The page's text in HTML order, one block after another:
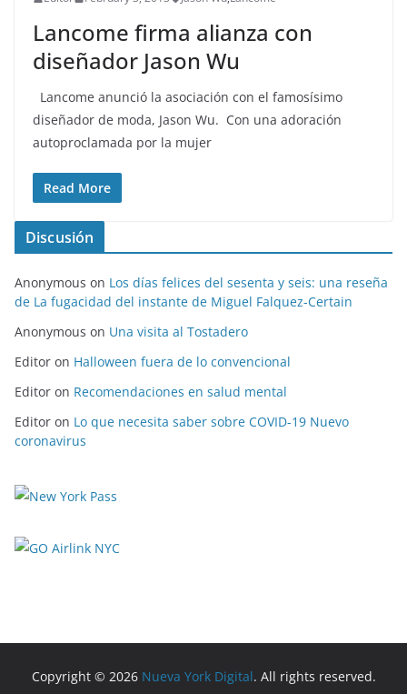
Lancome firma alianza con
diseñador Jason Wu
Lancome anunció la asociación con el famosísimo
diseñador de moda, Jason Wu. Con una adoración
autoproclamada por la mujer
Read More
Discusión
Anonymous on Los días felices del sesenta y seis: una reseña
de La fugacidad del instante de Miguel Falquez-Certain
Anonymous on Una visita al Tostadero
Editor on Halloween fuera de lo convencional
Editor on Recomendaciones en salud mental
Editor on Lo que necesita saber sobre COVID-19 Nuevo
coronavirus
Copyright © 2026 Nueva York Digital. All rights reserved.